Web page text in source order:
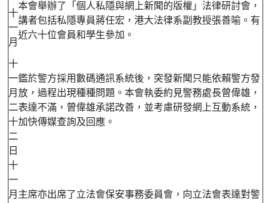
十
一
月
本會舉辦了「個人私隱與網上新聞的版權」法律研討會，
講者包括私隱專員蔣任宏，港大法律系副教授張善喻。有
近六十位會員和學生參加。
十
一
月
二
十
二
日
鑑於警方採用數碼通訊系統後，突發新聞只能依賴警方發
放，過程出現種種問題。本會執委約見警務處長曾偉雄，
表達不滿，曾偉雄承諾改善，並考慮研發網上互動系統，
加快傳媒查詢及回應。
十
一
月 主席亦出席了立法會保安事務委員會，向立法會表達對警